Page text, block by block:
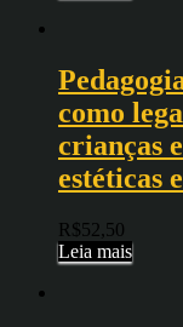
como
crianças
estéticas
R$52,50
Leia mais